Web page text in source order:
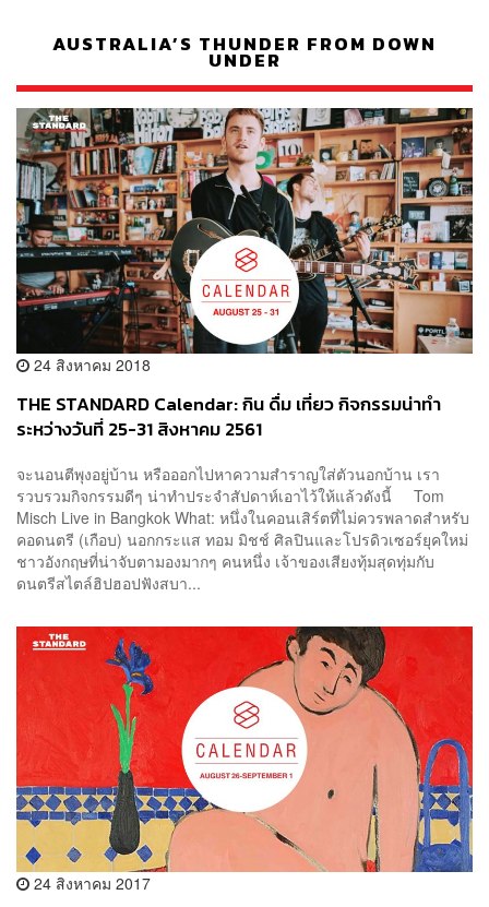
AUSTRALIA’S THUNDER FROM DOWN
UNDER
24 สิงหาคม 2018
THE STANDARD Calendar: กิน ดื่ม เที่ยว กิจกรรมน่าทำ
ระหว่างวันที่ 25-31 สิงหาคม 2561
จะนอนตีพุงอยู่บ้าน หรือออกไปหาความสำราญใส่ตัวนอกบ้าน เรา
รวบรวมกิจกรรมดีๆ น่าทำประจำสัปดาห์เอาไว้ให้แล้วดังนี้ Tom
Misch Live in Bangkok What: หนึ่งในคอนเสิร์ตที่ไม่ควรพลาดสำหรับ
คอดนตรี (เกือบ) นอกกระแส ทอม มิชช์ ศิลปินและโปรดิวเซอร์ยุคใหม่
ชาวอังกฤษที่น่าจับตามองมากๆ คนหนึ่ง เจ้าของเสียงทุ้มสุดทุ่มกับ
ดนตรีสไตล์ฮิปฮอปฟังสบา...
24 สิงหาคม 2017